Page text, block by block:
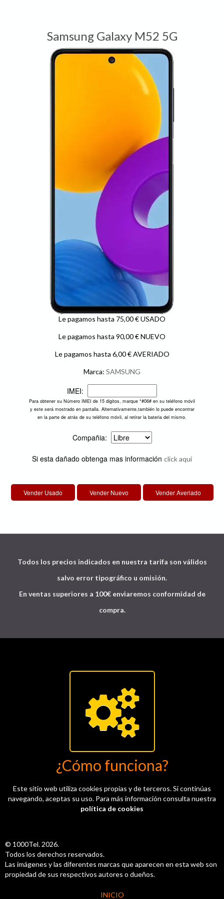
Samsung Galaxy M52 5G
Le pagamos hasta 75,00 € USADO
Le pagamos hasta 90,00 € NUEVO
Le pagamos hasta 6,00 € AVERIADO
Marca: SAMSUNG
IMEI:
Para obtener su Número IMEI de 15 digitos, marque *#06# en su teléfono móvil
y este será mostrado en pantalla. Alternativamente,también lo puede encontrar
en la parte de atrás de su teléfono móvil, al retirar la bateria del mismo.
Compañia:
Si esta dañado obtenga mas información click aquí
Todos los precios indicados en nuestra tarifa son válidos
salvo error tipográfico u omisión.
En ventas superiores a 100€ enviaremos conformidad de
compra.
¿Cómo funciona?
Este sitio web utiliza cookies propias y de terceros. Si continúas
navegando, aceptas su uso. Para más información consulta nuestra
política de cookies
© 1000Tel. 2026.
Todos los derechos reservados.
Las imágenes y las diferentes marcas que aparecen en esta web son
propiedad de sus respectivos autores o dueños.
INICIO